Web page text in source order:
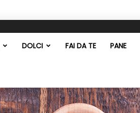
DOLCI FAI DA TE PANE